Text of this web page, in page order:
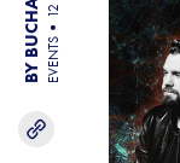
EVENTS